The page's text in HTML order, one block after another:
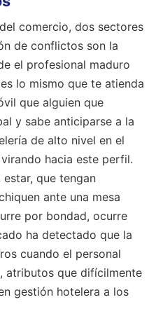
comercio, dos sectores
de conflictos son la
el profesional maduro
lo mismo que te atienda
que alguien que
y sabe anticiparse a la
de alto nivel en el
hacia este perfil.
estar, que tengan
ante una mesa
por bondad, ocurre
ha detectado que la
cuando el personal
atributos que difícilmente
gestión hotelera a los